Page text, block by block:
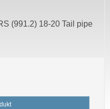
(991.2) 18-20 Tail pipe